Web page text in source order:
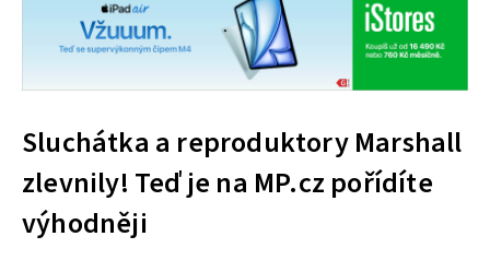
Sluchátka a reproduktory Marshall
zlevnily! Teď je na MP.cz pořídíte
výhodněji